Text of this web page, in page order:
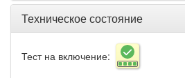
Техническое состояние
Тест на включение: